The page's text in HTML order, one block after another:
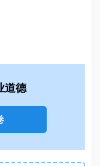
道德